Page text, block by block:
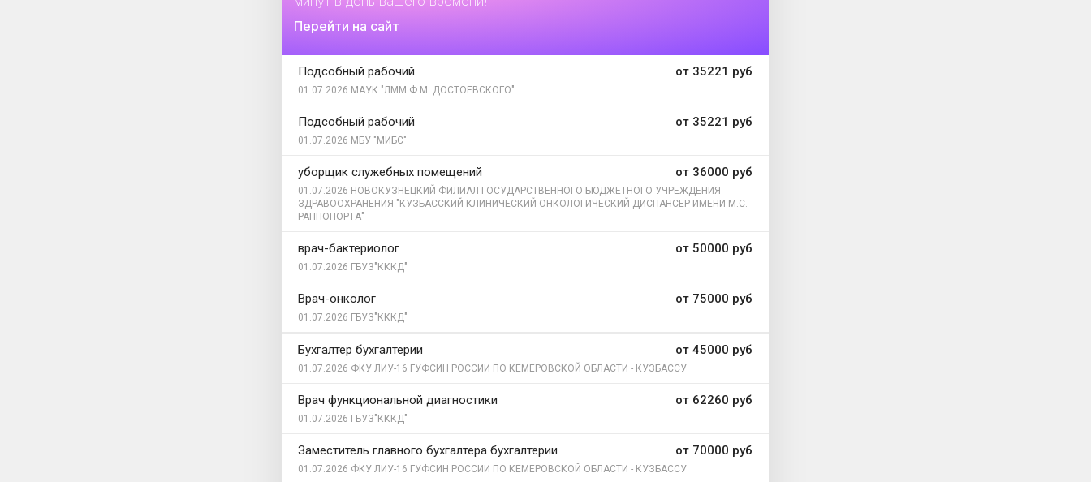
Перейти на сайт
от 35221 руб
Подсобный рабочий
01.07.2026 МАУК "ЛММ Ф.М. ДОСТОЕВСКОГО"
от 35221 руб
Подсобный рабочий
01.07.2026 МБУ "МИБС"
от 36000 руб
уборщик служебных помещений
01.07.2026 НОВОКУЗНЕЦКИЙ ФИЛИАЛ ГОСУДАРСТВЕННОГО БЮДЖЕТНОГО УЧРЕЖДЕНИЯ
ЗДРАВООХРАНЕНИЯ "КУЗБАССКИЙ КЛИНИЧЕСКИЙ ОНКОЛОГИЧЕСКИЙ ДИСПАНСЕР ИМЕНИ М.С.
РАППОПОРТА"
от 50000 руб
врач-бактериолог
01.07.2026 ГБУЗ"КККД"
от 75000 руб
Врач-онколог
01.07.2026 ГБУЗ"КККД"
от 45000 руб
Бухгалтер бухгалтерии
01.07.2026 ФКУ ЛИУ-16 ГУФСИН РОССИИ ПО КЕМЕРОВСКОЙ ОБЛАСТИ - КУЗБАССУ
от 62260 руб
Врач функциональной диагностики
01.07.2026 ГБУЗ"КККД"
от 70000 руб
Заместитель главного бухгалтера бухгалтерии
01.07.2026 ФКУ ЛИУ-16 ГУФСИН РОССИИ ПО КЕМЕРОВСКОЙ ОБЛАСТИ - КУЗБАССУ